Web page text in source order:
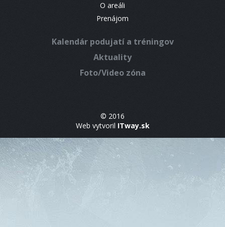
O areáli
Prenájom
Kalendár podujatí a tréningov
Aktuality
Foto/Video zóna
© 2016
Web vytvoril ITway.sk